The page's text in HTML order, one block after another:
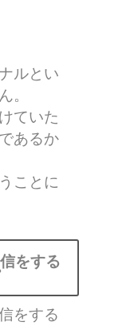
ルとい
。
ていた
あるか
ことに
をする
をする